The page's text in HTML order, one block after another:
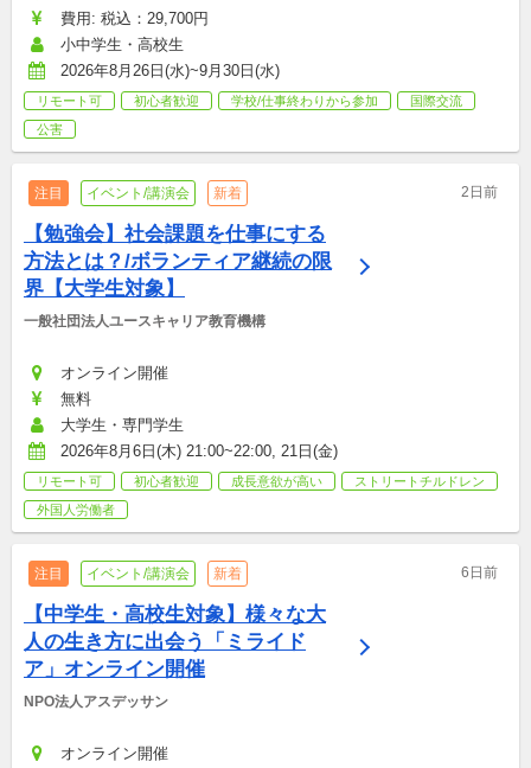
費用: 税込：29,700円
小中学生・高校生
2026年8月26日(水)~9月30日(水)
リモート可 初心者歓迎 学校/仕事終わりから参加
国際交流
公害
注目 イベント/講演会 新着 2日前
【勉強会】社会課題を仕事にする
方法とは？/ボランティア継続の限
界【大学生対象】
一般社団法人ユースキャリア教育機構
オンライン開催
無料
大学生・専門学生
2026年8月6日(木) 21:00~22:00, 21日(金)
リモート可 初心者歓迎 成長意欲が高い
ストリートチルドレン
外国人労働者
注目 イベント/講演会 新着 6日前
【中学生・高校生対象】様々な大
人の生き方に出会う「ミライド
ア」オンライン開催
NPO法人アスデッサン
オンライン開催